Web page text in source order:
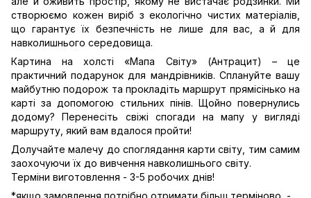
створюємо кожен виріб з екологічно чистих матеріалів,
що гарантує їх безпечність не лише для вас, а й для
навколишнього середовища.
Картина на холсті «Мапа Світу» (Антрацит) – це
практичний подарунок для мандрівників. Сплануйте вашу
майбутню подорож та прокладіть маршрут прямісінько на
карті за допомогою стильних пінів. Щойно повернулись
додому? Перенесіть свіжі спогади на мапу у вигляді
маршруту, який вам вдалося пройти!
Долучайте малечу до споглядання карти світу, тим самим
заохочуючи їх до вивчення навколишнього світу.
Терміни виготовлення - 3-5 робочих днів!
*якщо замовлення потрібно отримати більш терміново, -